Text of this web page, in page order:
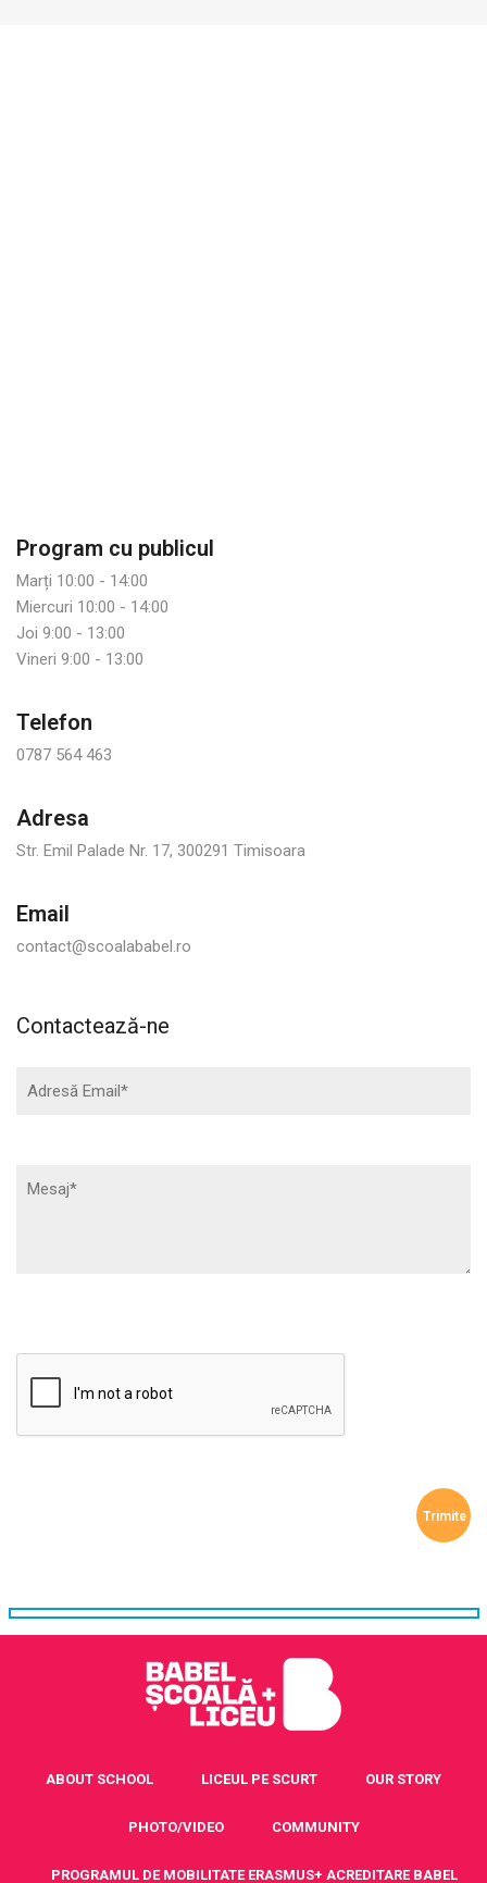
Program cu publicul
Marți 10:00 - 14:00
Miercuri 10:00 - 14:00
Joi 9:00 - 13:00
Vineri 9:00 - 13:00
Telefon
0787 564 463
Adresa
Str. Emil Palade Nr. 17, 300291 Timisoara
Email
contact@scoalababel.ro
Contactează-ne
ABOUT SCHOOL LICEUL PE SCURT OUR STORY
PHOTO/VIDEO COMMUNITY
PROGRAMUL DE MOBILITATE ERASMUS+ ACREDITARE BABEL